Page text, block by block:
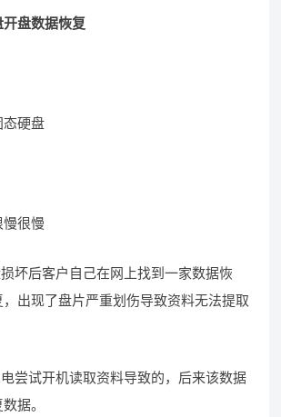
盘数据恢复
态硬盘
很慢
坏后客户自己在网上找到一家数据恢
出现了盘片严重划伤导致资料无法提取
尝试开机读取资料导致的，后来该数据
据。